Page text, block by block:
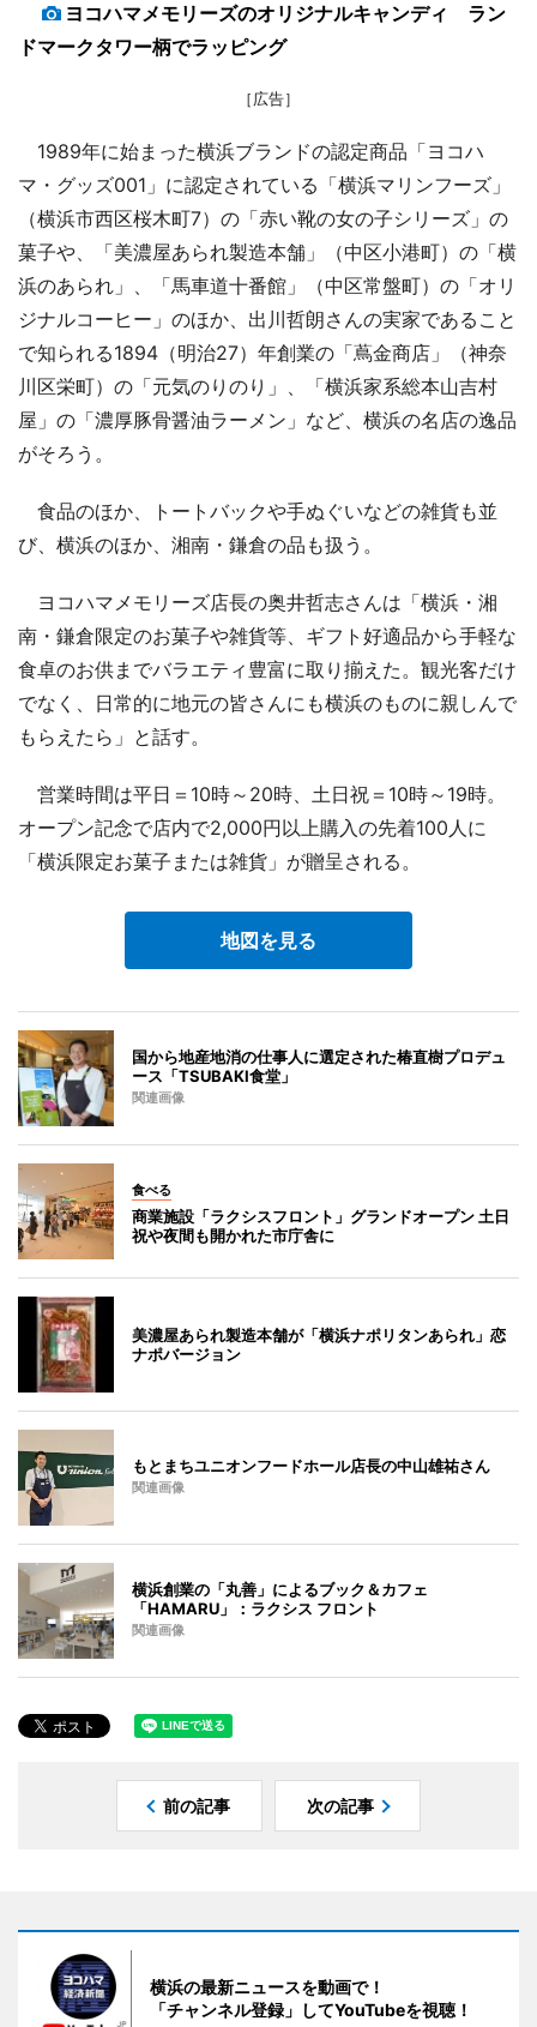
ヨコハマメモリーズのオリジナルキャンディ ラン
ドマークタワー柄でラッピング
［広告］
1989年に始まった横浜ブランドの認定商品「ヨコハ
マ・グッズ001」に認定されている「横浜マリンフーズ」
（横浜市西区桜木町7）の「赤い靴の女の子シリーズ」の
菓子や、「美濃屋あられ製造本舗」（中区小港町）の「横
浜のあられ」、「馬車道十番館」（中区常盤町）の「オリ
ジナルコーヒー」のほか、出川哲朗さんの実家であること
で知られる1894（明治27）年創業の「蔦金商店」（神奈
川区栄町）の「元気のりのり」、「横浜家系総本山吉村
屋」の「濃厚豚骨醤油ラーメン」など、横浜の名店の逸品
がそろう。
食品のほか、トートバックや手ぬぐいなどの雑貨も並
び、横浜のほか、湘南・鎌倉の品も扱う。
ヨコハマメモリーズ店長の奥井哲志さんは「横浜・湘
南・鎌倉限定のお菓子や雑貨等、ギフト好適品から手軽な
食卓のお供までバラエティ豊富に取り揃えた。観光客だけ
でなく、日常的に地元の皆さんにも横浜のものに親しんで
もらえたら」と話す。
営業時間は平日＝10時～20時、土日祝＝10時～19時。
オープン記念で店内で2,000円以上購入の先着100人に
「横浜限定お菓子または雑貨」が贈呈される。
地図を見る
国から地産地消の仕事人に選定された椿直樹プロデュ
ース「TSUBAKI食堂」
関連画像
食べる
商業施設「ラクシスフロント」グランドオープン 土日
祝や夜間も開かれた市庁舎に
美濃屋あられ製造本舗が「横浜ナポリタンあられ」恋
ナポバージョン
もとまちユニオンフードホール店長の中山雄祐さん
関連画像
横浜創業の「丸善」によるブック＆カフェ
「HAMARU」：ラクシス フロント
関連画像
前の記事 次の記事
横浜の最新ニュースを動画で！
「チャンネル登録」してYouTubeを視聴！